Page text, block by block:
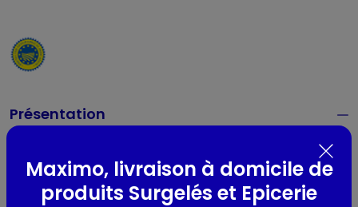
Présentation
Cépages :Sauvignon Blanc
Région viticole :Languedoc-Roussillon
Terroirs et sols :Sol calcaire - sableux à limoneux
Maximo, livraison à domicile de
produits Surgelés et Epicerie